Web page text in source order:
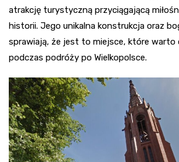
atrakcję turystyczną przyciągającą
historii. Jego unikalna konstrukcja oraz
sprawiają, że jest to miejsce, które warto
podczas podróży po Wielkopolsce.